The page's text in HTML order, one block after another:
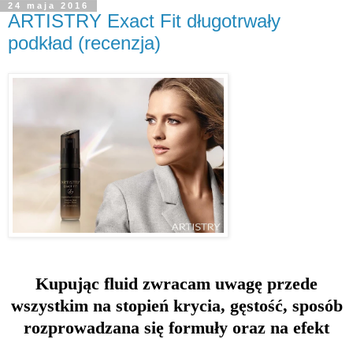
24 maja 2016
ARTISTRY Exact Fit długotrwały
podkład (recenzja)
Kupując fluid zwracam uwagę przede
wszystkim na stopień krycia, gęstość, sposób
rozprowadzana się formuły oraz na efekt